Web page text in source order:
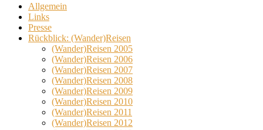
Allgemein
Links
Presse
Rückblick: (Wander)Reisen
(Wander)Reisen 2005
(Wander)Reisen 2006
(Wander)Reisen 2007
(Wander)Reisen 2008
(Wander)Reisen 2009
(Wander)Reisen 2010
(Wander)Reisen 2011
(Wander)Reisen 2012